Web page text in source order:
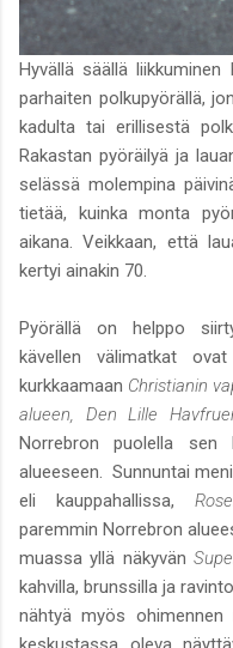
Hyvällä säällä
parhaiten polkupyörällä,
kadulta tai erillisestä
Rakastan pyöräilyä ja
selässä molempina
tietää, kuinka monta
aikana. Veikkaan, että
kertyi ainakin 70.
Pyörällä on helppo
kävellen välimatkat
kurkkaamaan Christianin
alueen, Den Lille
Norrebron puolella sen
alueeseen. Sunnuntai
eli kauppahallissa,
paremmin Norrebron
muassa yllä näkyvän
kahvilla, brunssilla ja
nähtyä myös ohimennen